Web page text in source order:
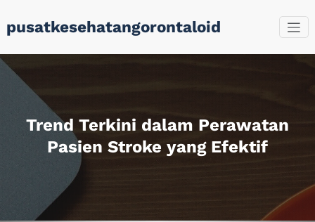
to
content
pusatkesehatangorontaloid
Trend Terkini dalam Perawatan
Pasien Stroke yang Efektif